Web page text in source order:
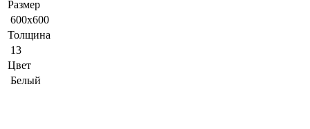
Размер
600x600
Толщина
13
Цвет
Белый